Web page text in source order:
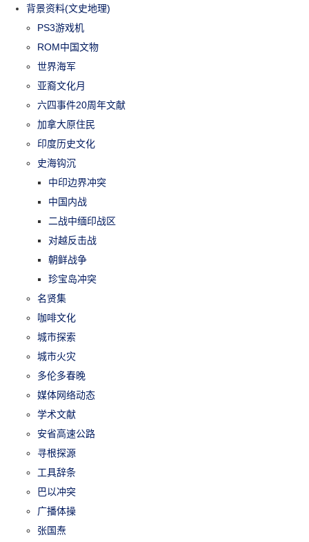
背景资料(文史地理)
PS3游戏机
ROM中国文物
世界海军
亚裔文化月
六四事件20周年文献
加拿大原住民
印度历史文化
史海钩沉
中印边界冲突
中国内战
二战中缅印战区
对越反击战
朝鲜战争
珍宝岛冲突
名贤集
咖啡文化
城市探索
城市火灾
多伦多春晚
媒体网络动态
学术文献
安省高速公路
寻根探源
工具辞条
巴以冲突
广播体操
张国焘